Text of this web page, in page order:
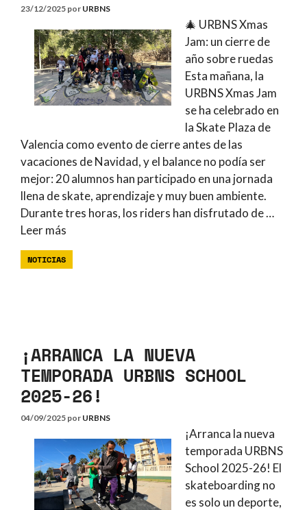
23/12/2025 por URBNS
🎄 URBNS Xmas
Jam: un cierre de
año sobre ruedas
Esta mañana, la
URBNS Xmas Jam
se ha celebrado en
la Skate Plaza de
Valencia como evento de cierre antes de las
vacaciones de Navidad, y el balance no podía ser
mejor: 20 alumnos han participado en una jornada
llena de skate, aprendizaje y muy buen ambiente.
Durante tres horas, los riders han disfrutado de …
Leer más
NOTICIAS
¡ARRANCA LA NUEVA
TEMPORADA URBNS SCHOOL
2025-26!
04/09/2025 por URBNS
¡Arranca la nueva
temporada URBNS
School 2025-26! El
skateboarding no
es solo un deporte,